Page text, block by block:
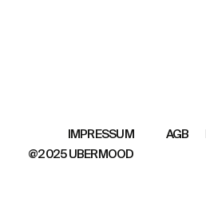
IMPRESSUM AGB
@2025 UBERMOOD